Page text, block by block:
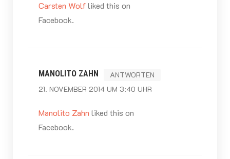
Carsten Wolfliked this on
Facebook.
MANOLITO ZAHN
21. NOVEMBER 2014 UM 3:40 UHR
ANTWORTEN
Manolito Zahn liked this on
Facebook.